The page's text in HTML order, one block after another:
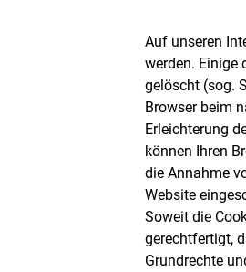
Auf unseren
werden. Einige
gelöscht (sog.
Browser beim
Erleichterung
können Ihren
die Annahme
Website
Soweit die
gerechtfertigt,
Grundrechte